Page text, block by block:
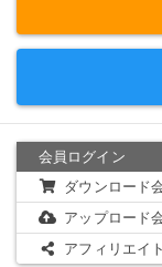
会員ログイン
ダウンロード
アップロード
アフィリエイ